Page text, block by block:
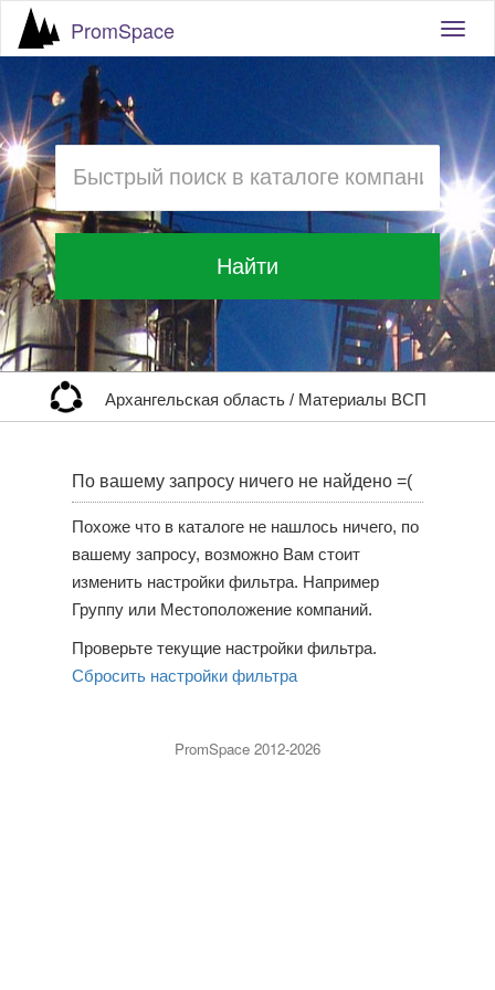
PromSpace
Найти
Архангельская область / Материалы ВСП
По вашему запросу ничего не найдено =(
Похоже что в каталоге не нашлось ничего, по
вашему запросу, возможно Вам стоит
изменить настройки фильтра. Например
Группу или Местоположение компаний.
Проверьте текущие настройки фильтра.
Сбросить настройки фильтра
PromSpace 2012-2026